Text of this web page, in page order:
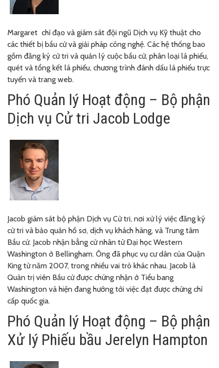
Margaret chỉ đạo và giám sát đội ngũ Dịch vụ Kỹ thuật cho
các thiết bị bầu cử và giải pháp công nghệ. Các hệ thống bao
gồm đăng ký cử tri và quản lý cuộc bầu cử, phân loại lá phiếu,
quét và tổng kết lá phiếu, chương trình đánh dấu lá phiếu trực
tuyến và trang web.
Phó Quản lý Hoạt động – Bộ phận
Dịch vụ Cử tri Jacob Lodge
Jacob giám sát bộ phận Dịch vụ Cử tri, nơi xử lý việc đăng ký
cử tri và bảo quản hồ sơ, dịch vụ khách hàng, và Trung tâm
Bầu cử. Jacob nhận bằng cử nhân từ Đại học Western
Washington ở Bellingham. Ông đã phục vụ cư dân của Quận
King từ năm 2007, trong nhiều vai trò khác nhau. Jacob là
Quản trị viên Bầu cử được chứng nhận ở Tiểu bang
Washington và hiện đang hướng tới việc đạt được chứng chỉ
cấp quốc gia.
Phó Quản lý Hoạt động – Bộ phận
Xử lý Phiếu bầu Jerelyn Hampton